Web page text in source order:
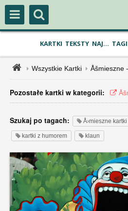
KARTKI TEKSTY NAJ... TAGI
Wszystkie Kartki Åšmieszne
Pozostałe kartki w kategorii:
Szukaj po tagach: Å›mieszne kartki
kartki z humorem klaun